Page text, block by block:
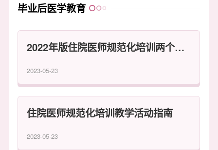
毕业后医学教育
2022年版住院医师规范化培训两个标准发布通知
2023-05-23
住院医师规范化培训教学活动指南
2023-05-23